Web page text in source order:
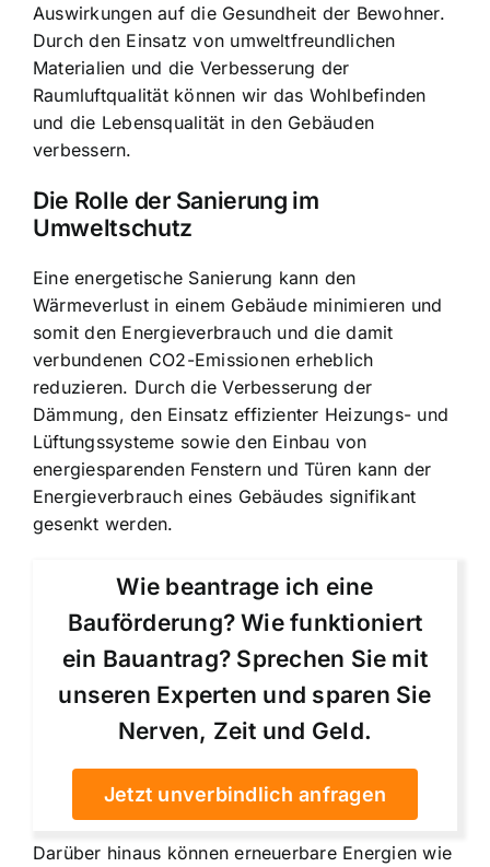
Auswirkungen auf die Gesundheit der Bewohner.
Durch den Einsatz von umweltfreundlichen
Materialien und die Verbesserung der
Raumluftqualität können wir das Wohlbefinden
und die Lebensqualität in den Gebäuden
verbessern.
Die Rolle der Sanierung im
Umweltschutz
Eine energetische Sanierung kann den
Wärmeverlust in einem Gebäude minimieren und
somit den Energieverbrauch und die damit
verbundenen CO2-Emissionen erheblich
reduzieren. Durch die Verbesserung der
Dämmung, den Einsatz effizienter Heizungs- und
Lüftungssysteme sowie den Einbau von
energiesparenden Fenstern und Türen kann der
Energieverbrauch eines Gebäudes signifikant
gesenkt werden.
Wie beantrage ich eine
Bauförderung? Wie funktioniert
ein Bauantrag? Sprechen Sie mit
unseren Experten und sparen Sie
Nerven, Zeit und Geld.
Jetzt unverbindlich anfragen
Darüber hinaus können erneuerbare Energien wie